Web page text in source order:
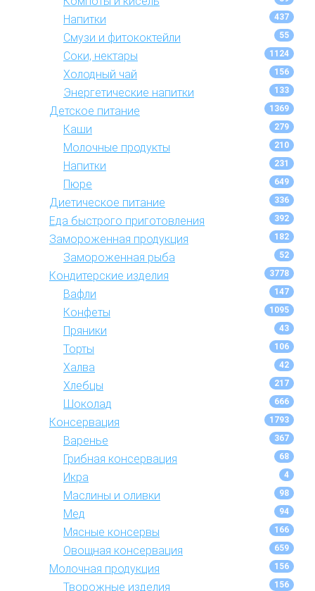
Напитки 437
Смузи и фитококтейли 55
Соки, нектары 1124
Холодный чай 156
Энергетические напитки 133
Детское питание 1369
Каши 279
Молочные продукты 210
Напитки 231
Пюре 649
Диетическое питание 336
Еда быстрого приготовления 392
Замороженная продукция 182
Замороженная рыба 52
Кондитерские изделия 3778
Вафли 147
Конфеты 1095
Пряники 43
Торты 106
Халва 42
Хлебцы 217
Шоколад 666
Консервация 1793
Варенье 367
Грибная консервация 68
Икра 4
Маслины и оливки 98
Мед 94
Мясные консервы 166
Овощная консервация 659
Молочная продукция 156
Творожные изделия 156